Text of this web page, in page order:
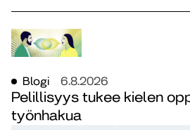
Blogi 6.8.2026
Pelillisyys tukee kielen
työnhakua